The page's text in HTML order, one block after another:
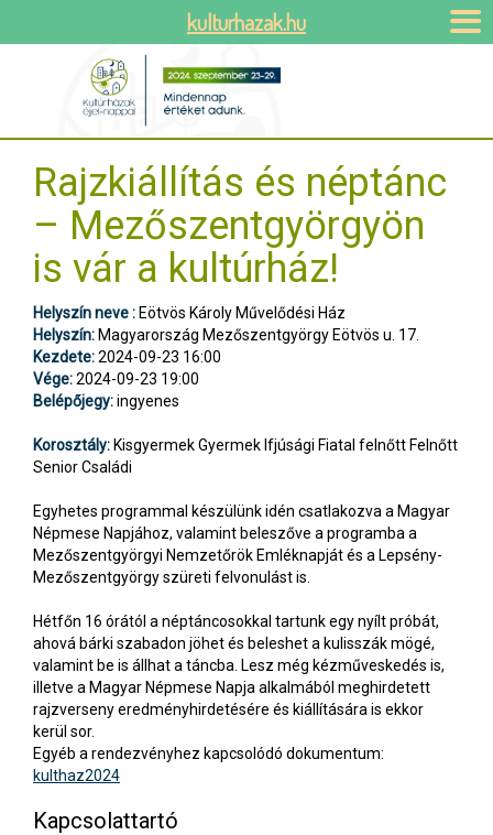
Rajzkiállítás és néptánc
– Mezőszentgyörgyön
is vár a kultúrház!
Helyszín neve : Eötvös Károly Művelődési Ház
Helyszín: Magyarország Mezőszentgyörgy Eötvös u. 17.
Kezdete:2024-09-23 16:00
Vége:2024-09-23 19:00
Belépőjegy:ingyenes
Korosztály: Kisgyermek Gyermek Ifjúsági Fiatal felnőtt Felnőtt
Senior Családi
Egyhetes programmal készülünk idén csatlakozva a Magyar
Népmese Napjához, valamint beleszőve a programba a
Mezőszentgyörgyi Nemzetőrök Emléknapját és a Lepsény-
Mezőszentgyörgy szüreti felvonulást is.
Hétfőn 16 órától a néptáncosokkal tartunk egy nyílt próbát,
ahová bárki szabadon jöhet és beleshet a kulisszák mögé,
valamint be is állhat a táncba. Lesz még kézműveskedés is,
illetve a Magyar Népmese Napja alkalmából meghirdetett
rajzverseny eredményhirdetésére és kiállítására is ekkor
kerül sor.
Egyéb a rendezvényhez kapcsolódó dokumentum:
kulthaz2024
Kapcsolattartó
kulturhazak.hu